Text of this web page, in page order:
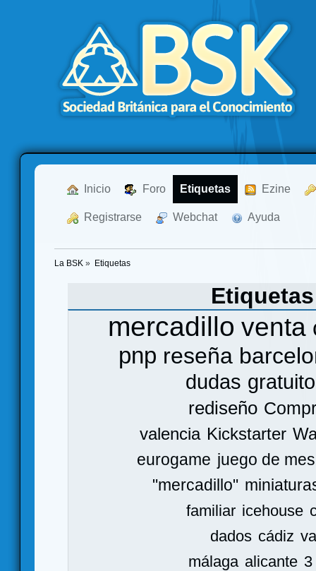
Inicio Foro Etiquetas Ezine
Registrarse Webchat Ayuda
La BSK » Etiquetas
mercadillo venta
pnp reseña
dudas gratuito
rediseño
valencia Kickstarter
eurogame juego de
"mercadillo"
familiar icehouse
dados cádiz
málaga alicante